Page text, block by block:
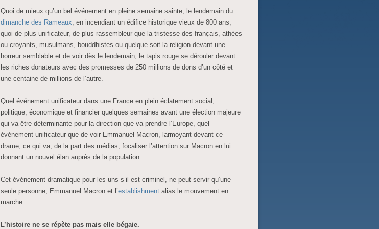
Quoi de mieux qu’un bel événement en pleine semaine sainte, le lendemain du
dimanche des Rameaux , en incendiant un édifice historique vieux de 800 ans,
quoi de plus unificateur, de plus rassembleur que la tristesse des français, athées
ou croyants, musulmans, bouddhistes ou quelque soit la religion devant une
horreur semblable et de voir dès le lendemain, le tapis rouge se dérouler devant
les riches donateurs avec des promesses de 250 millions de dons d’un côté et
une centaine de millions de l’autre.
Quel événement unificateur dans une France en plein éclatement social,
politique, économique et financier quelques semaines avant une élection majeure
qui va être déterminante pour la direction que va prendre l’Europe, quel
événement unificateur que de voir Emmanuel Macron, larmoyant devant ce
drame, ce qui va, de la part des médias, focaliser l’attention sur Macron en lui
donnant un nouvel élan auprès de la population.
Cet événement dramatique pour les uns s’il est criminel, ne peut servir qu’une
seule personne, Emmanuel Macron et l’establishment alias le mouvement en
marche.
L’histoire ne se répète pas mais elle bégaie.